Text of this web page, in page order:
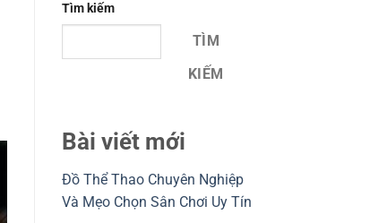
Tìm kiếm
TÌM
KIẾM
Bài viết mới
Đồ Thể Thao Chuyên Nghiệp
Và Mẹo Chọn Sân Chơi Uy Tín